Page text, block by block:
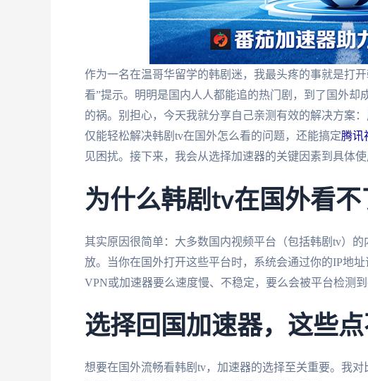
作为一名在温哥华留学的韩剧迷，我最头疼的事就是打
看”提示。明明是国内人人都能追的热门剧，到了国外
的祸。别担心，今天我就分享自己亲测有效的解决方案
仅能轻松解决韩剧tv在国外怎么看的问题，还能搞定腾讯
见困扰。接下来，我会从选择加速器的关键因素到具体使
为什么韩剧tv在国外看不
其实原因很简单：大多数国内视频平台（包括韩剧tv）
放。当你在国外打开这些平台时，系统会通过你的IP地
VPN或加速器要么速度慢、不稳定，要么会被平台检测
选择回国加速器，这些
想要在国外流畅看韩剧tv，加速器的选择至关重要。我